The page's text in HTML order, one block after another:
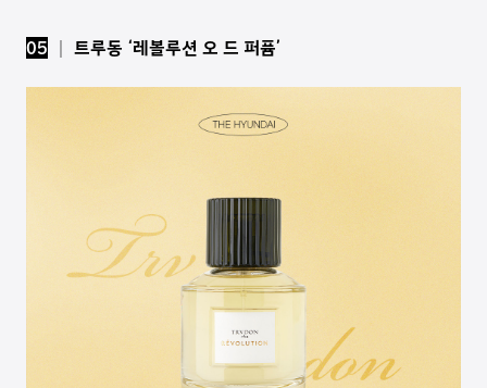
05 │ 트루동 ‘레볼루션 오 드 퍼퓸’